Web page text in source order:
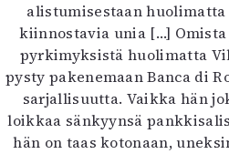
alistumisestaan
kiinnostavia unia […]
pyrkimyksistä huolimatta
pysty pakenemaan Banca di
sarjallisuutta. Vaikka hän
loikkaa sänkyynsä
hän on taas kotonaan,